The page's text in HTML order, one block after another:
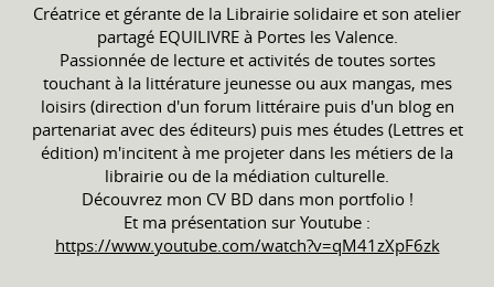
Créatrice et gérante de la Librairie solidaire et son atelier
partagé EQUILIVRE à Portes les Valence.
Passionnée de lecture et activités de toutes sortes
touchant à la littérature jeunesse ou aux mangas, mes
loisirs (direction d'un forum littéraire puis d'un blog en
partenariat avec des éditeurs) puis mes études (Lettres et
édition) m'incitent à me projeter dans les métiers de la
librairie ou de la médiation culturelle.
Découvrez mon CV BD dans mon portfolio !
Et ma présentation sur Youtube :
https://www.youtube.com/watch?v=qM41zXpF6zk